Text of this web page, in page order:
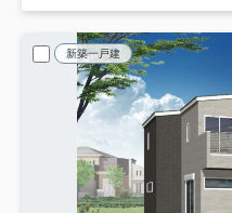
新築一戸建